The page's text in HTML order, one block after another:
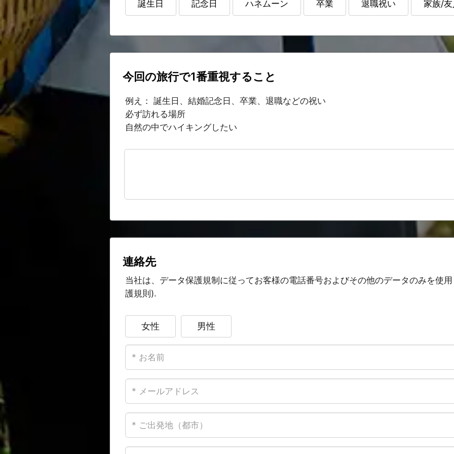
誕生日 記念日 ハネムーン 卒業 退職祝い 家族/
今回の旅行で1番重視すること
例え： 誕生日、結婚記念日、卒業、退職などの祝い
必ず訪れる場所
自然の中でハイキングしたい
連絡先
当社は、データ保護規制に従ってお客様の電話番号およびその他のデータのみを使
護規則).
女性 男性